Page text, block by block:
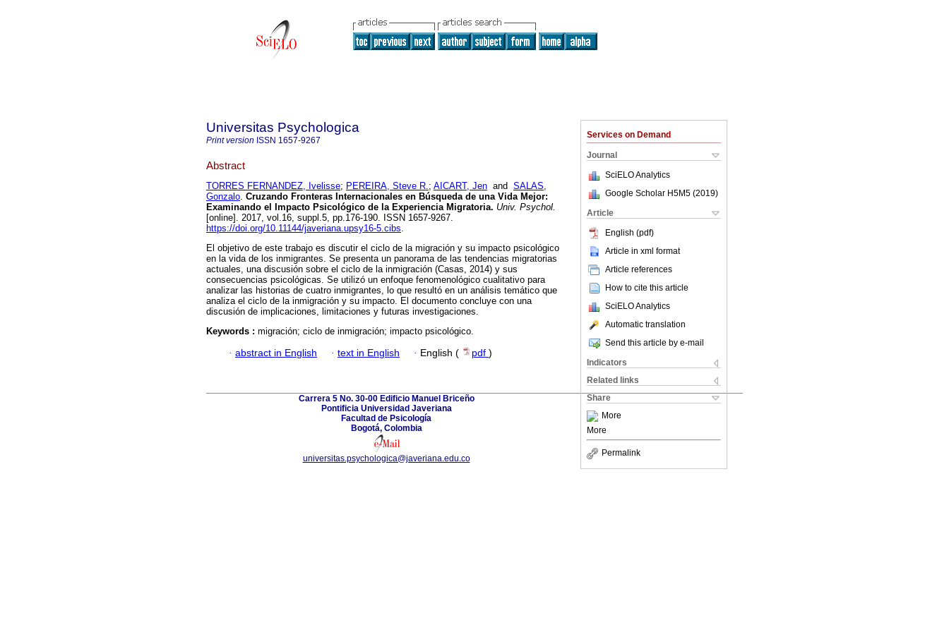
Services on Demand
Journal
SciELO Analytics
Google Scholar H5M5 (2019)
Article
English (pdf)
Article in xml format
Article references
How to cite this article
SciELO Analytics
Automatic translation
Send this article by e-mail
Indicators
Related links
Share
More
More
Permalink
Universitas Psychologica
Print version ISSN 1657-9267
Abstract
TORRES FERNANDEZ, Ivelisse; PEREIRA, Steve R.; AICART, Jen and SALAS,
Gonzalo. Cruzando Fronteras Internacionales en Búsqueda de una Vida Mejor:
Examinando el Impacto Psicológico de la Experiencia Migratoria. Univ. Psychol.
[online]. 2017, vol.16, suppl.5, pp.176-190. ISSN 1657-9267.
https://doi.org/10.11144/javeriana.upsy16-5.cibs.
El objetivo de este trabajo es discutir el ciclo de la migración y su impacto psicológico
en la vida de los inmigrantes. Se presenta un panorama de las tendencias migratorias
actuales, una discusión sobre el ciclo de la inmigración (Casas, 2014) y sus
consecuencias psicológicas. Se utilizó un enfoque fenomenológico cualitativo para
analizar las historias de cuatro inmigrantes, lo que resultó en un análisis temático que
analiza el ciclo de la inmigración y su impacto. El documento concluye con una
discusión de implicaciones, limitaciones y futuras investigaciones.
Keywords : migración; ciclo de inmigración; impacto psicológico.
· abstract in English · text in English · English ( pdf )
Carrera 5 No. 30-00 Edificio Manuel Briceño
Pontificia Universidad Javeriana
Facultad de Psicología
Bogotá, Colombia
universitas.psychologica@javeriana.edu.co